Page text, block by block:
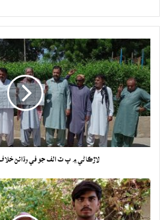
لاڙڪاڻي ۾ پ ٽ الف جو في وڌائڻ